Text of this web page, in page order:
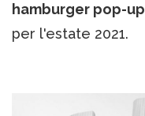
hamburger pop-up
per l'estate 2021.